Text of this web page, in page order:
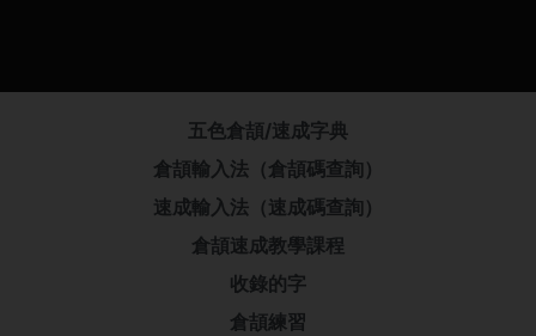
五色倉頡/速成字典
倉頡輸入法（倉頡碼查詢）
速成輸入法（速成碼查詢）
倉頡速成教學課程
收錄的字
倉頡練習